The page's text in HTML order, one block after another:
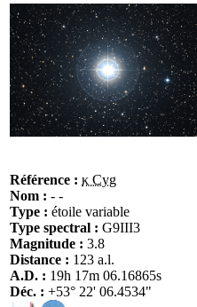
Référence : κ Cyg
Nom : - -
Type : étoile variable
Type spectral : G9III3
Magnitude : 3.8
Distance : 123 a.l.
A.D. : 19h 17m 06.16865s
Déc. : +53° 22' 06.4534"